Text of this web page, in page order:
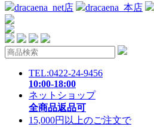
dracaena_net店 dracaena_本店
TEL:0422-24-9456
10:00-18:00
ネットショップ
全商品返品可
15,000円以上のご注文で